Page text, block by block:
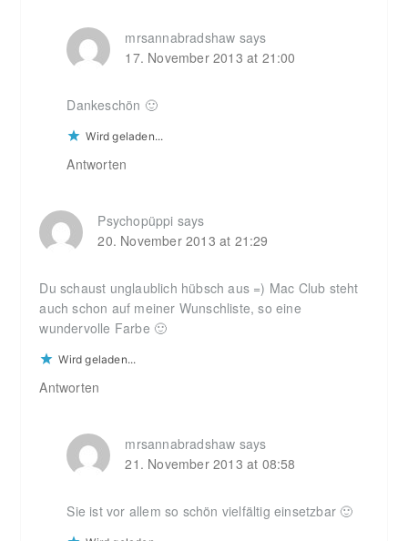
mrsannabradshaw says
17. November 2013 at 21:00
Dankeschön 🙂
Wird geladen...
Antworten
Psychopüppi says
20. November 2013 at 21:29
Du schaust unglaublich hübsch aus =) Mac Club steht
auch schon auf meiner Wunschliste, so eine
wundervolle Farbe 🙂
Wird geladen...
Antworten
mrsannabradshaw says
21. November 2013 at 08:58
Sie ist vor allem so schön vielfältig einsetzbar 🙂